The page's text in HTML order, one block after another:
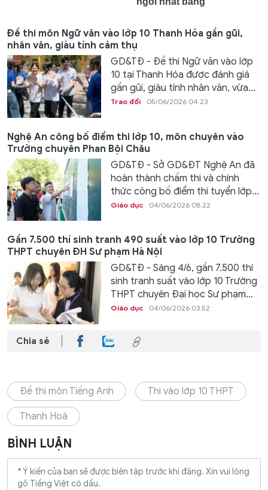
Đề thi môn Ngữ văn vào lớp 10 Thanh Hóa gần gũi,
nhân văn, giàu tính cảm thụ
GD&TĐ - Đề thi Ngữ văn vào lớp
10 tại Thanh Hóa được đánh giá
gần gũi, giàu tính nhân văn, vừa...
Trao đổi 05/06/2026 04:23
Nghệ An công bố điểm thi lớp 10, môn chuyên vào
Trường chuyên Phan Bội Châu
GD&TĐ - Sở GD&ĐT Nghệ An đã
hoàn thành chấm thi và chính
thức công bố điểm thi tuyển lớp...
Giáo dục 04/06/2026 08:22
Gần 7.500 thí sinh tranh 490 suất vào lớp 10 Trường
THPT chuyên ĐH Sư phạm Hà Nội
GD&TĐ - Sáng 4/6, gần 7.500 thí
sinh tranh suất vào lớp 10 Trường
THPT chuyên Đại học Sư phạm...
Giáo dục 04/06/2026 03:52
Chia sẻ
Đề thi môn Tiếng Anh Thi vào lớp 10 THPT
Thanh Hoá
BÌNH LUẬN